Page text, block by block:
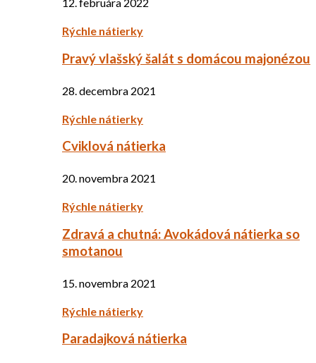
Rýchle nátierky
Pravý vlašský šalát s domácou majonézou
28. decembra 2021
Rýchle nátierky
Cviklová nátierka
20. novembra 2021
Rýchle nátierky
Zdravá a chutná: Avokádová nátierka so
smotanou
15. novembra 2021
Rýchle nátierky
Paradajková nátierka